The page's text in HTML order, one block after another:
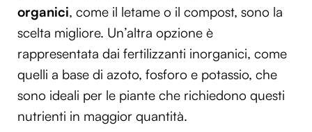
organici, come il letame o il compost, sono la
scelta migliore. Un’altra opzione è
rappresentata dai fertilizzanti inorganici, come
quelli a base di azoto, fosforo e potassio, che
sono ideali per le piante che richiedono questi
nutrienti in maggior quantità.